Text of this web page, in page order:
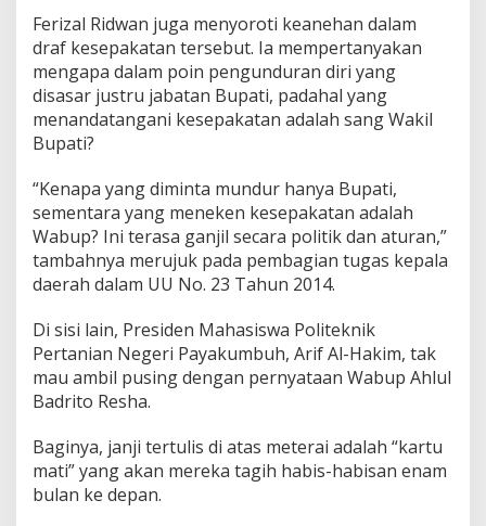
Ferizal Ridwan juga menyoroti keanehan dalam
draf kesepakatan tersebut. Ia mempertanyakan
mengapa dalam poin pengunduran diri yang
disasar justru jabatan Bupati, padahal yang
menandatangani kesepakatan adalah sang Wakil
Bupati?
“Kenapa yang diminta mundur hanya Bupati,
sementara yang meneken kesepakatan adalah
Wabup? Ini terasa ganjil secara politik dan aturan,”
tambahnya merujuk pada pembagian tugas kepala
daerah dalam UU No. 23 Tahun 2014.
Di sisi lain, Presiden Mahasiswa Politeknik
Pertanian Negeri Payakumbuh, Arif Al-Hakim, tak
mau ambil pusing dengan pernyataan Wabup Ahlul
Badrito Resha.
Baginya, janji tertulis di atas meterai adalah “kartu
mati” yang akan mereka tagih habis-habisan enam
bulan ke depan.